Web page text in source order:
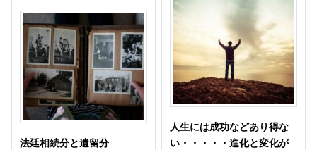
法廷相続分と遺留分
人生には成功などあり得な
い・・・・・進化と変化が